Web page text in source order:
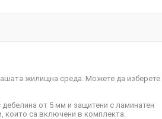
жилищна среда. Можете да изберете
от 5 мм и защитени с ламинатен
които са включени в комплекта.